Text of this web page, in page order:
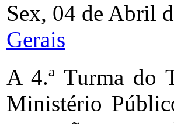
Sex, 04 de Abril
Gerais
A 4.ª Turma do
Ministério